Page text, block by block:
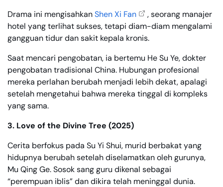
Drama ini mengisahkanShen Xi Fan
, seorang manajer
hotel yang terlihat sukses, tetapi diam-diam mengalami
gangguan tidur dan sakit kepala kronis.
Saat mencari pengobatan, ia bertemu He Su Ye, dokter
pengobatan tradisional China. Hubungan profesional
mereka perlahan berubah menjadi lebih dekat, apalagi
setelah mengetahui bahwa mereka tinggal di kompleks
yang sama.
3. Love of the Divine Tree (2025)
Cerita berfokus pada Su Yi Shui, murid berbakat yang
hidupnya berubah setelah diselamatkan oleh gurunya,
Mu Qing Ge. Sosok sang guru dikenal sebagai
“perempuan iblis” dan dikira telah meninggal dunia.